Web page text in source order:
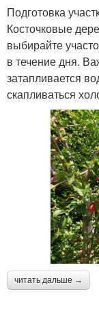
Подготовка
Косточковые
выбирайте
в течение дня.
затапливается
скапливаться
читать дальше →